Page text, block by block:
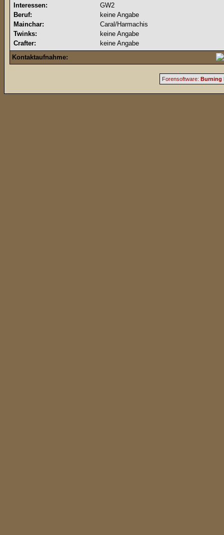
Interessen:
GW2
Beruf:
keine Angabe
Mainchar:
Caral/Harmachis
Twinks:
keine Angabe
Crafter:
keine Angabe
Kontaktaufnahme:
Forensoftware: Burning